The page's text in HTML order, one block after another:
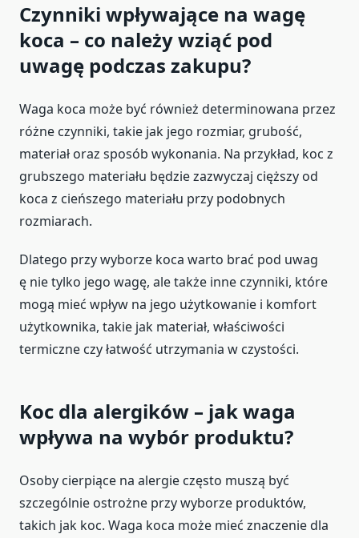
Czynniki wpływające na wagę
koca – co należy wziąć pod
uwagę podczas zakupu?
Waga koca może być również determinowana przez
różne czynniki, takie jak jego rozmiar, grubość,
materiał oraz sposób wykonania. Na przykład, koc z
grubszego materiału będzie zazwyczaj cięższy od
koca z cieńszego materiału przy podobnych
rozmiarach.
Dlatego przy wyborze koca warto brać pod uwag
ę nie tylko jego wagę, ale także inne czynniki, które
mogą mieć wpływ na jego użytkowanie i komfort
użytkownika, takie jak materiał, właściwości
termiczne czy łatwość utrzymania w czystości.
Koc dla alergików – jak waga
wpływa na wybór produktu?
Osoby cierpiące na alergie często muszą być
szczególnie ostrożne przy wyborze produktów,
takich jak koc. Waga koca może mieć znaczenie dla